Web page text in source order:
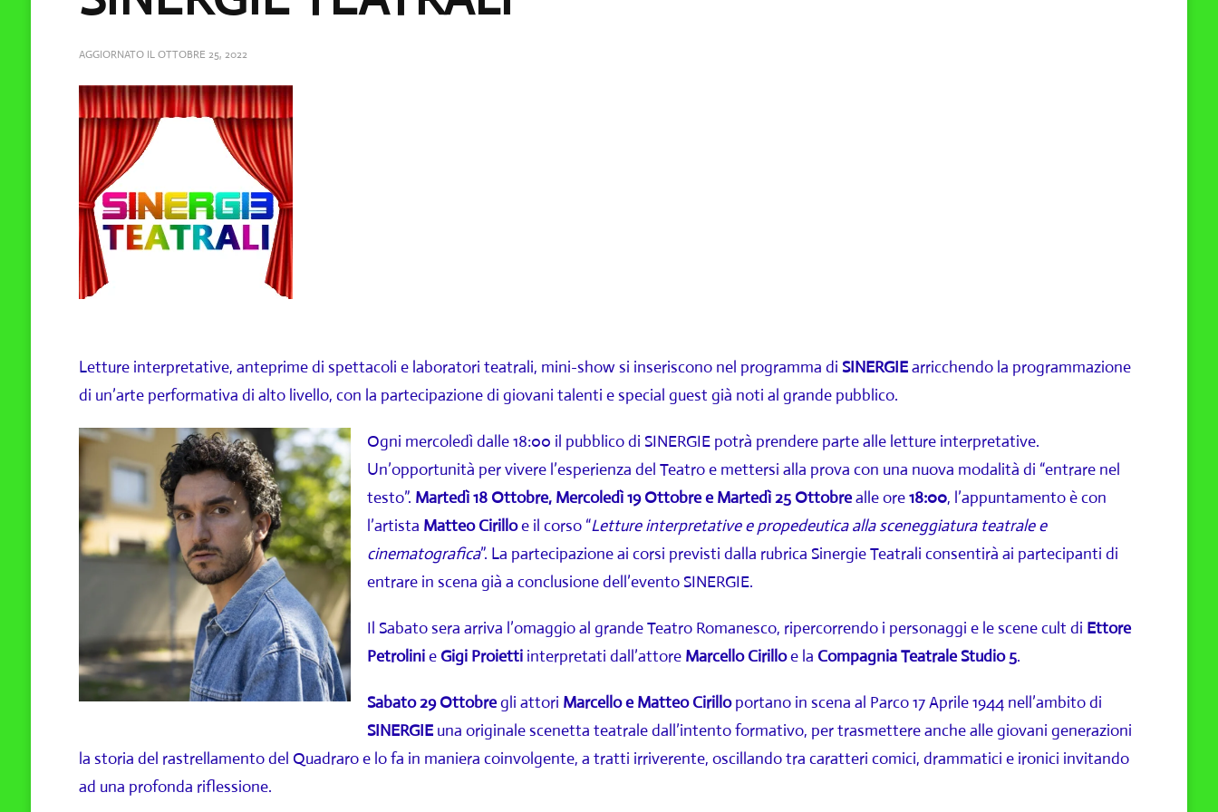
AGGIORNATO ILOTTOBRE 25, 2022
Letture interpretative, anteprime di spettacoli e laboratori teatrali, mini-show si inseriscono nel programma di SINERGIEarricchendo la programmazione
di un’arte performativa di alto livello, con la partecipazione di giovani talenti e special guest già noti al grande pubblico.
Ogni mercoledì dalle 18:00 il pubblico di SINERGIE potrà prendere parte alle letture interpretative.
Un’opportunità per vivere l’esperienza del Teatro e mettersi alla prova con una nuova modalità di “entrare nel
testo”. Martedì 18 Ottobre, Mercoledì 19 Ottobre e Martedì 25 Ottobrealle ore18:00, l’appuntamento è con
l’artista Matteo Cirilloe il corso “Letture interpretative e propedeutica alla sceneggiatura teatrale e
cinematografica”. La partecipazione ai corsi previsti dalla rubrica Sinergie Teatrali consentirà ai partecipanti di
entrare in scena già a conclusione dell’evento SINERGIE.
Il Sabato sera arriva l’omaggio al grande Teatro Romanesco, ripercorrendo i personaggi e le scene cult di Ettore
Petrolinie Gigi Proiettiinterpretati dall’attore Marcello Cirilloe la Compagnia Teatrale Studio 5.
Sabato 29 Ottobregli attori Marcello e Matteo Cirilloportano in scena al Parco 17 Aprile 1944 nell’ambito di
SINERGIEuna originale scenetta teatrale dall’intento formativo, per trasmettere anche alle giovani generazioni
la storia del rastrellamento del Quadraro e lo fa in maniera coinvolgente, a tratti irriverente, oscillando tra caratteri comici, drammatici e ironici invitando
ad una profonda riflessione.